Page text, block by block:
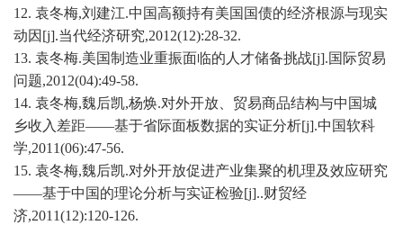
12. 袁冬梅,刘建江.中国高额持有美国国债的经济根源与现实
动因[j].当代经济研究,2012(12):28-32.
13. 袁冬梅.美国制造业重振面临的人才储备挑战[j].国际贸易
问题,2012(04):49-58.
14. 袁冬梅,魏后凯,杨焕.对外开放、贸易商品结构与中国城
乡收入差距——基于省际面板数据的实证分析[j].中国软科
学,2011(06):47-56.
15. 袁冬梅,魏后凯.对外开放促进产业集聚的机理及效应研究
——基于中国的理论分析与实证检验[j]..财贸经
济,2011(12):120-126.